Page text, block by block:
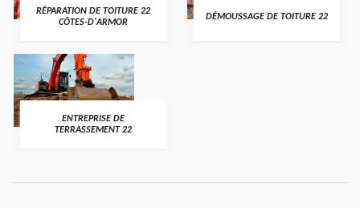
RÉPARATION DE TOITURE 22
CÔTES-D'ARMOR
DÉMOUSSAGE DE TOITURE 22
ENTREPRISE DE
TERRASSEMENT 22